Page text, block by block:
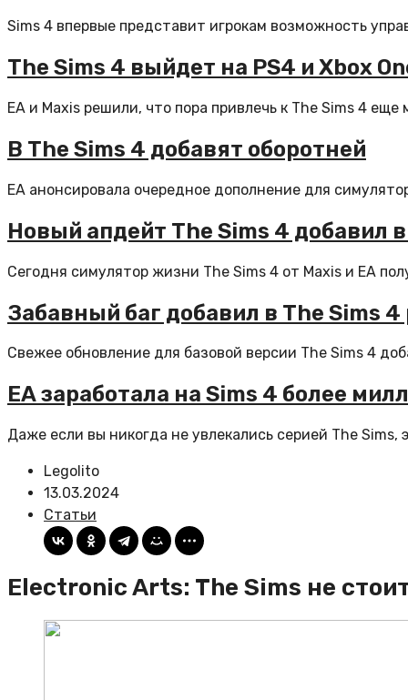
Sims 4 впервые представит игрокам возможность
The Sims 4 выйдет на PS4 и Xbox
EA и Maxis решили, что пора привлечь к The Sims 4
В The Sims 4 добавят оборотней
EA анонсировала очередное дополнение для
Новый апдейт The Sims 4 добавил
Сегодня симулятор жизни The Sims 4 от Maxis и EA
Забавный баг добавил в The Sims
Свежее обновление для базовой версии The Sims 4
EA заработала на Sims 4 более
Даже если вы никогда не увлекались серией The
Legolito
13.03.2024
Статьи
Electronic Arts: The Sims не